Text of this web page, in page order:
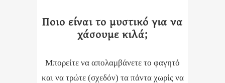
Ποιο είναι το μυστικό για να
χάσουμε κιλά;
Μπορείτε να απολαμβάνετε το φαγητό
και να τρώτε (σχεδόν) τα πάντα χωρίς να